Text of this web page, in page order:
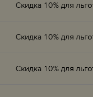
Скидка 10% для
Скидка 10% для
Скидка 10% для